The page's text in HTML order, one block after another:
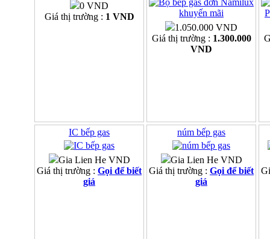
0 VND
Giá thị trường : 1 VND
1.050.000 VND
Giá thị trường : 1.300.000
VND
IC bếp gas
Gia Lien He VND
Giá thị trường : Gọi để biết
giá
núm bếp gas
Gia Lien He VND
Giá thị trường : Gọi để biết
giá